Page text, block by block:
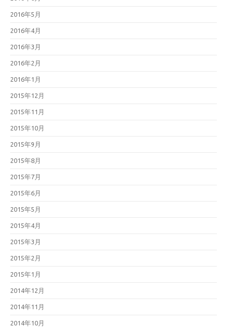
2016年5月
2016年4月
2016年3月
2016年2月
2016年1月
2015年12月
2015年11月
2015年10月
2015年9月
2015年8月
2015年7月
2015年6月
2015年5月
2015年4月
2015年3月
2015年2月
2015年1月
2014年12月
2014年11月
2014年10月